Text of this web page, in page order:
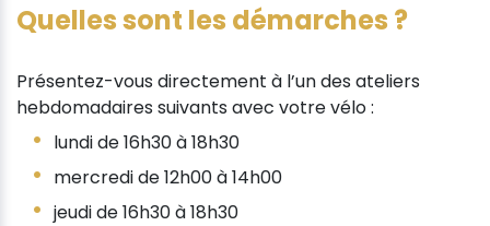
Quelles sont les démarches ?
Présentez-vous directement à l’un des ateliers
hebdomadaires suivants avec votre vélo :
lundi de 16h30 à 18h30
mercredi de 12h00 à 14h00
jeudi de 16h30 à 18h30